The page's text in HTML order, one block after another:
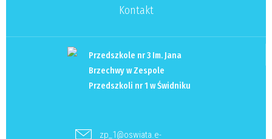
Kontakt
Przedszkole nr 3 Im. Jana
Brzechwy w Zespole
Przedszkoli nr 1 w Świdniku
zp_1@oswiata.e-